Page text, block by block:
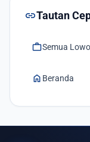
linkTautan
workSemua
home Beranda